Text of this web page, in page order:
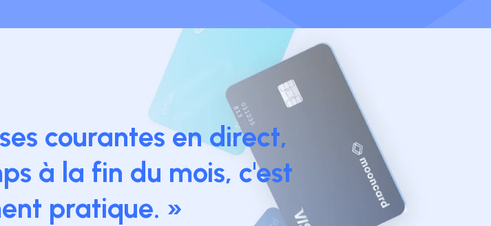
courantes en direct,
à la fin du mois, c'est
pratique. »